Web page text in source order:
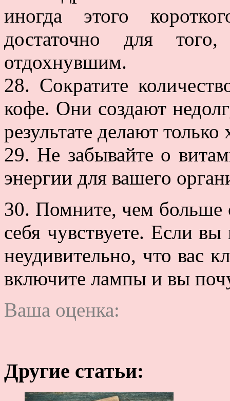
иногда этого
достаточно для
отдохнувшим.
28. Сократите
кофе. Они создают
результате делают только
29. Не забывайте о
энергии для вашего
30. Помните, чем больше
себя чувствуете. Если
неудивительно, что вас
включите лампы и вы
Ваша оценка:
Другие статьи: